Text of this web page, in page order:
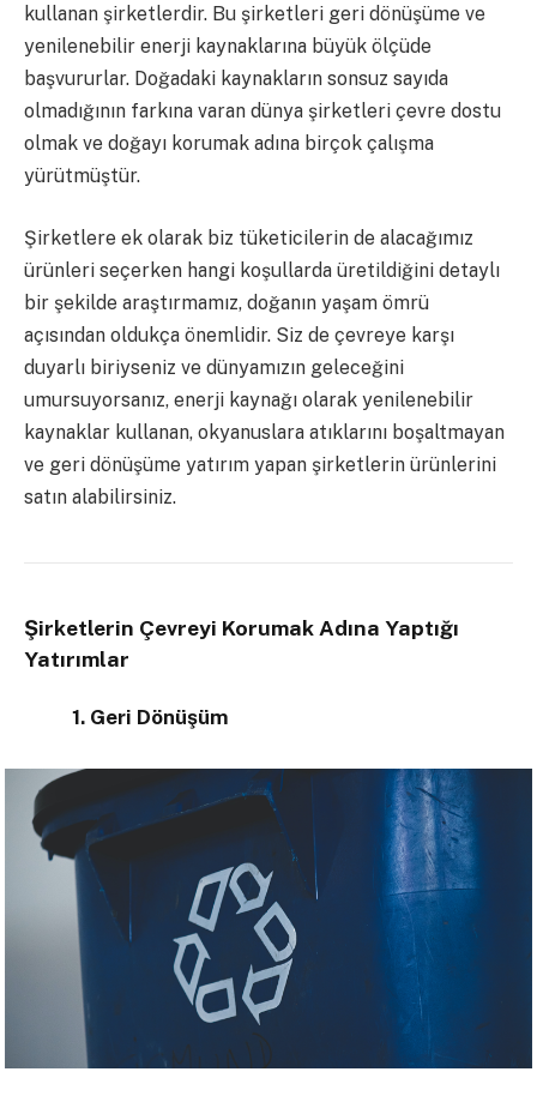
kullanan şirketlerdir. Bu şirketleri geri dönüşüme ve
yenilenebilir enerji kaynaklarına büyük ölçüde
başvururlar. Doğadaki kaynakların sonsuz sayıda
olmadığının farkına varan dünya şirketleri çevre dostu
olmak ve doğayı korumak adına birçok çalışma
yürütmüştür.
Şirketlere ek olarak biz tüketicilerin de alacağımız
ürünleri seçerken hangi koşullarda üretildiğini detaylı
bir şekilde araştırmamız, doğanın yaşam ömrü
açısından oldukça önemlidir. Siz de çevreye karşı
duyarlı biriyseniz ve dünyamızın geleceğini
umursuyorsanız, enerji kaynağı olarak yenilenebilir
kaynaklar kullanan, okyanuslara atıklarını boşaltmayan
ve geri dönüşüme yatırım yapan şirketlerin ürünlerini
satın alabilirsiniz.
Şirketlerin Çevreyi Korumak Adına Yaptığı
Yatırımlar
1. Geri Dönüşüm